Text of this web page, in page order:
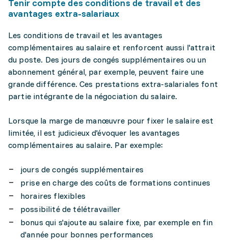
Tenir compte des conditions de travail et des
avantages extra-salariaux
Les conditions de travail et les avantages
complémentaires au salaire et renforcent aussi l'attrait
du poste. Des jours de congés supplémentaires ou un
abonnement général, par exemple, peuvent faire une
grande différence. Ces prestations extra-salariales font
partie intégrante de la négociation du salaire.
Lorsque la marge de manœuvre pour fixer le salaire est
limitée, il est judicieux d'évoquer les avantages
complémentaires au salaire. Par exemple:
jours de congés supplémentaires
prise en charge des coûts de formations continues
horaires flexibles
possibilité de télétravailler
bonus qui s'ajoute au salaire fixe, par exemple en fin
d'année pour bonnes performances